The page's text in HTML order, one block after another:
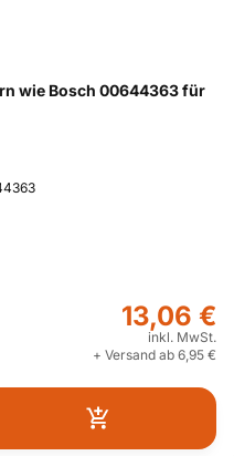
wie Bosch 00644363 für
13,06 €
inkl. MwSt.
+ Versand ab 6,95 €